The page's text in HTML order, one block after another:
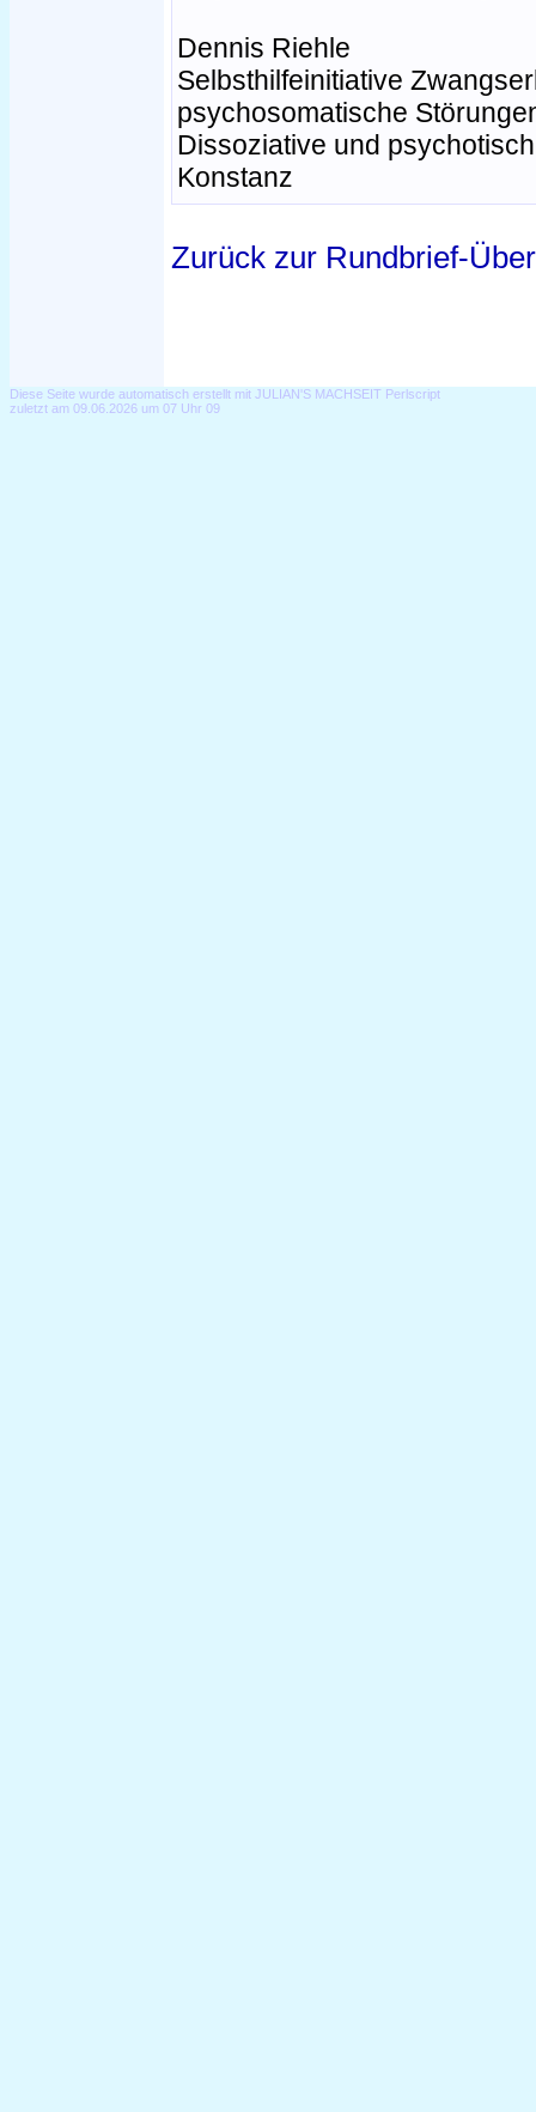
Dennis Riehle
Selbsthilfeinitiative
psychosomatische
Dissoziative und
Konstanz
Zurück zur Rundbrief-
Diese Seite wurde automatisch erstellt mit JULIAN'S MACHSEIT Perlscript
zuletzt am 09.06.2026 um 07 Uhr 09